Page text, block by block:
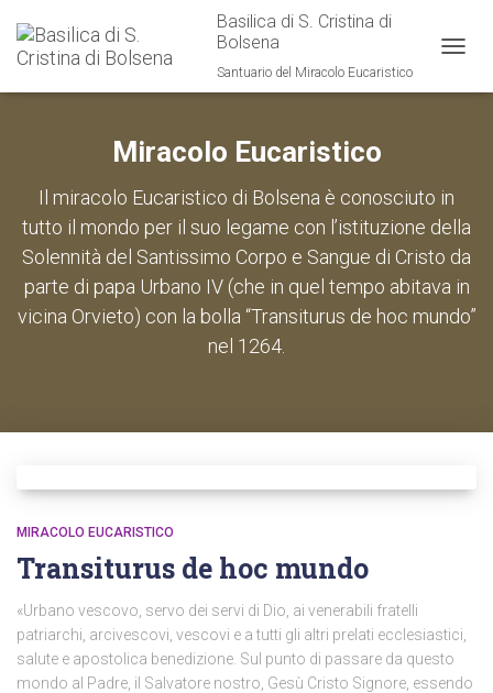
Basilica di S. Cristina di
Bolsena
Santuario del Miracolo Eucaristico
Miracolo Eucaristico
Il miracolo Eucaristico di Bolsena è conosciuto in
tutto il mondo per il suo legame con l’istituzione della
Solennità del Santissimo Corpo e Sangue di Cristo da
parte di papa Urbano IV (che in quel tempo abitava in
vicina Orvieto) con la bolla “Transiturus de hoc mundo”
nel 1264.
MIRACOLO EUCARISTICO
Transiturus de hoc mundo
«Urbano vescovo, servo dei servi di Dio, ai venerabili fratelli
patriarchi, arcivescovi, vescovi e a tutti gli altri prelati ecclesiastici,
salute e apostolica benedizione. Sul punto di passare da questo
mondo al Padre, il Salvatore nostro, Gesù Cristo Signore, essendo